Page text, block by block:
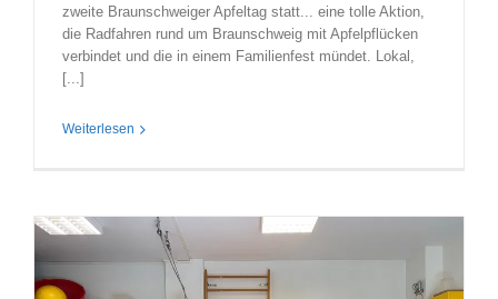
zweite Braunschweiger Apfeltag statt... eine tolle Aktion,
die Radfahren rund um Braunschweig mit Apfelpflücken
verbindet und die in einem Familienfest mündet. Lokal,
[...]
Weiterlesen